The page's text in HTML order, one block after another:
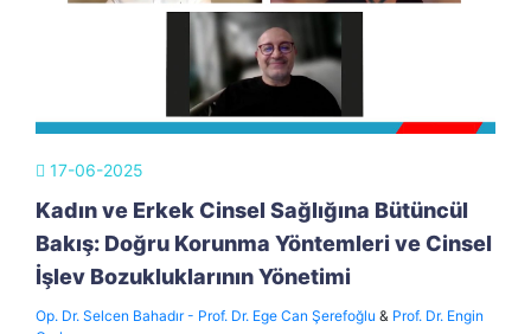
17-06-2025
Kadın ve Erkek Cinsel Sağlığına Bütüncül
Bakış: Doğru Korunma Yöntemleri ve Cinsel
İşlev Bozukluklarının Yönetimi
Op. Dr. Selcen Bahadır - Prof. Dr. Ege Can Şerefoğlu & Prof. Dr. Engin